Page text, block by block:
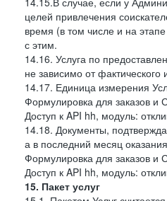
целей привлечения
время (в том числе и на
с этим.
14.16. Услуга по
не зависимо от фактического
14.17. Единица измерения
Формулировка для заказов и
Доступ к API hh, модуль:
14.18. Документы,
а в последний месяц
Формулировка для заказов и
Доступ к API hh, модуль:
15. Пакет услуг